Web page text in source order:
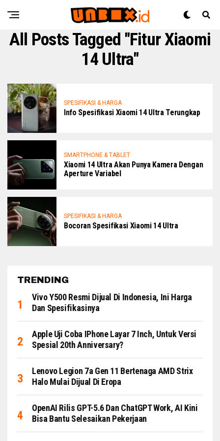
All Posts Tagged "Fitur Xiaomi
14 Ultra"
SPESIFIKASI & HARGA
Info Spesifikasi Xiaomi 14 Ultra Terungkap
SMARTPHONE & TABLET
Xiaomi 14 Ultra Akan Punya Kamera Dengan
Aperture Variabel
SPESIFIKASI & HARGA
Bocoran Spesifikasi Xiaomi 14 Ultra
TRENDING
Vivo Y500 Resmi Dijual Di Indonesia, Ini Harga
Dan Spesifikasinya
Apple Uji Coba IPhone Layar 7 Inch, Untuk Versi
Spesial 20th Anniversary?
Lenovo Legion 7a Gen 11 Bertenaga AMD Strix
Halo Mulai Dijual Di Eropa
OpenAI Rilis GPT-5.6 Dan ChatGPT Work, AI Kini
Bisa Bantu Selesaikan Pekerjaan